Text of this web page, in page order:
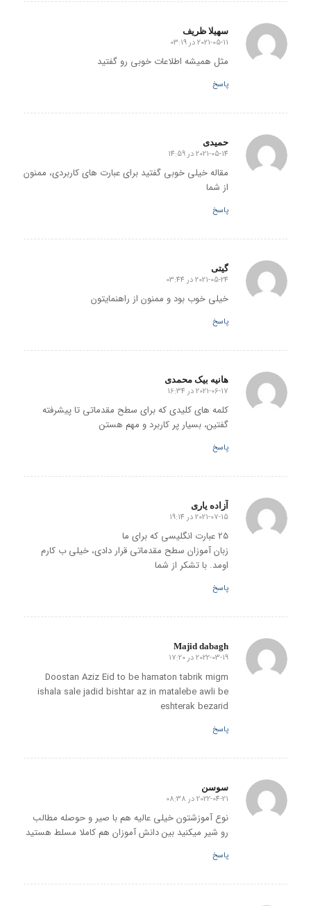
سهیلا ظریف
گفته:
2021-05-11 در 03:19
مثل همیشه اطلاعات خوبی رو گفتید
پاسخ
حمیدی
گفته:
2021-05-14 در 14:59
مقاله خیلی خوبی گفتید برای عبارت های کاربردی، ممنون
از شما
پاسخ
گیتی
گفته:
2021-05-24 در 03:44
خیلی خوب بود و ممنون از راهنمایتون
پاسخ
هانیه بیک محمدی
گفته:
2021-06-17 در 16:34
کلمه های کلیدی که برای سطح مقدماتی تا پیشرفته
گفتین، بسیار پر کاربرد و مهم هستن
پاسخ
آزاده یاری
گفته:
2021-07-15 در 19:14
25 عبارت انگلیسی که برای ما
زبان آموزان سطح مقدماتی قرار دادی، خیلی ب کارم
اومد. با تشکر از شما
پاسخ
Majid dabagh
گفته:
2022-03-19 در 17:20
Doostan Aziz Eid to be hamaton tabrik migm
ishala sale jadid bishtar az in matalebe awli be
eshterak bezarid
پاسخ
سوسن
گفته:
2022-04-21 در 08:38
نوع آموزشتون خیلی عالیه هم با صیر و حوصله مطالب
رو شیر میکنید بین دانش آموزان هم کاملا مسلط هستید
پاسخ